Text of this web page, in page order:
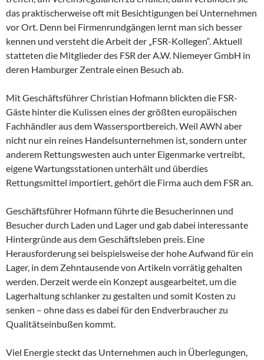
das praktischerweise oft mit Besichtigungen bei Unternehmen
vor Ort. Denn bei Firmenrundgängen lernt man sich besser
kennen und versteht die Arbeit der „FSR-Kollegen“. Aktuell
statteten die Mitglieder des FSR der A.W. Niemeyer GmbH in
deren Hamburger Zentrale einen Besuch ab.
Mit Geschäftsführer Christian Hofmann blickten die FSR-
Gäste hinter die Kulissen eines der größten europäischen
Fachhändler aus dem Wassersportbereich. Weil AWN aber
nicht nur ein reines Handelsunternehmen ist, sondern unter
anderem Rettungswesten auch unter Eigenmarke vertreibt,
eigene Wartungsstationen unterhält und überdies
Rettungsmittel importiert, gehört die Firma auch dem FSR an.
Geschäftsführer Hofmann führte die Besucherinnen und
Besucher durch Laden und Lager und gab dabei interessante
Hintergründe aus dem Geschäftsleben preis. Eine
Herausforderung sei beispielsweise der hohe Aufwand für ein
Lager, in dem Zehntausende von Artikeln vorrätig gehalten
werden. Derzeit werde ein Konzept ausgearbeitet, um die
Lagerhaltung schlanker zu gestalten und somit Kosten zu
senken – ohne dass es dabei für den Endverbraucher zu
Qualitätseinbußen kommt.
Viel Energie steckt das Unternehmen auch in Überlegungen,